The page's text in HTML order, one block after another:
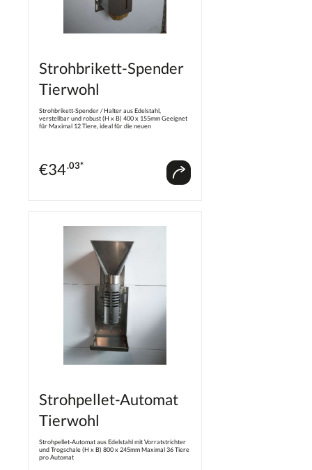
Strohbrikett-Spender
Tierwohl
Strohbrikett-Spender / Halter aus Edelstahl,
verstellbar und robust (H x B) 400 x 155mm Geeignet
für Maximal 12 Tiere, ideal für die neuen
€34.03*
Strohpellet-Automat
Tierwohl
Strohpellet-Automat aus Edelstahl mit Vorratstrichter
und Trogschale (H x B) 800 x 245mm Maximal 36 Tiere
pro Automat